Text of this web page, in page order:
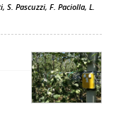
Pascuzzi, F. Paciolla, L.